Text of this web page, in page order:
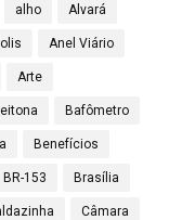
alho Alvará
Anel Viário
Arte
Bafômetro
Benefícios
BR-153 Brasília
Câmara